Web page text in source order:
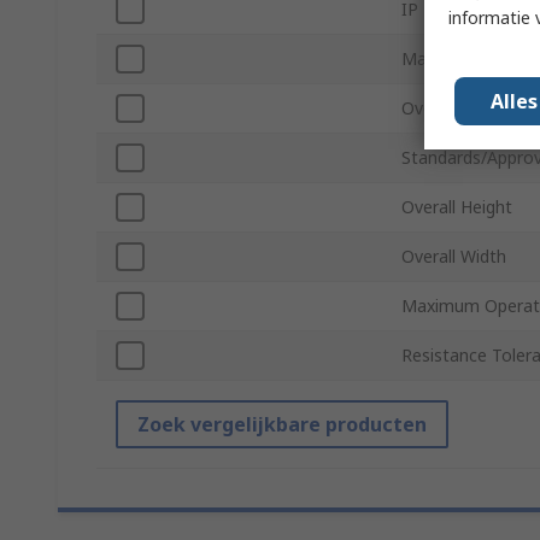
IP Rating
Maximum Supply
Overall Depth
Standards/
Overall Height
Overall Width
Maximum
Resistance
Zoek vergelijkbare producten
informatie